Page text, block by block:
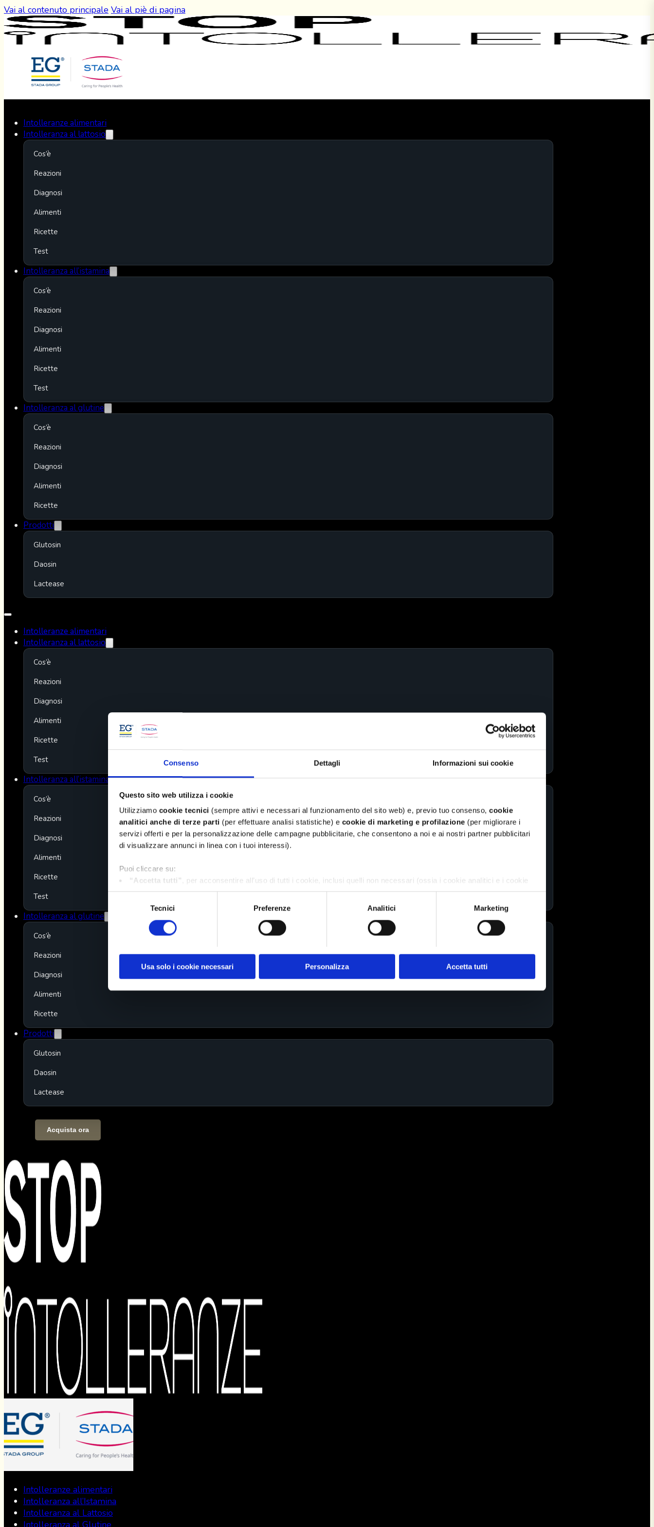
Consenso Dettagli Informazioni sui cookie
Questo sito web utilizza i cookie
Utilizziamo cookie tecnici (sempre attivi e necessari al funzionamento del sito web) e, previo tuo consenso, cookie
analitici anche di terze parti (per effettuare analisi statistiche) e cookie di marketing e profilazione (per migliorare i
servizi offerti e per la personalizzazione delle campagne pubblicitarie, che consentono a noi e ai nostri partner pubblicitari
di visualizzare annunci in linea con i tuoi interessi).
Puoi cliccare su:
“Accetta tutti”
, per acconsentire all’uso di tutti i cookie, inclusi quelli non necessari (ossia i cookie analitici e i cookie
di marketing e profilazione);
"Usa solo i cookie necessari”
, per acconsentire esclusivamente all’uso dei cookie tecnici;
Per maggiori informazioni, consulta la nostra Cookie Policy cliccando su 'Informazioni sui cookie'.
del
consenso
Tecnici Preferenze Analitici Marketing
Usa solo i cookie necessari Personalizza Accetta tutti
Vai al contenuto principale Vai al piè di pagina
Intolleranze alimentari
Intolleranza al lattosio
Cos’è
Reazioni
Diagnosi
Alimenti
Ricette
Test
Intolleranza all’istamina
Cos’è
Reazioni
Diagnosi
Alimenti
Ricette
Test
Intolleranza al glutine
Cos’è
Reazioni
Diagnosi
Alimenti
Ricette
Prodotti
Glutosin
Daosin
Lactease
Intolleranze alimentari
Intolleranza al lattosio
Cos’è
Reazioni
Diagnosi
Alimenti
Ricette
Test
Intolleranza all’istamina
Cos’è
Reazioni
Diagnosi
Alimenti
Ricette
Test
Intolleranza al glutine
Cos’è
Reazioni
Diagnosi
Alimenti
Ricette
Prodotti
Glutosin
Daosin
Lactease
Acquista ora
Intolleranze alimentari
Intolleranza all’Istamina
Intolleranza al Lattosio
Intolleranza al Glutine